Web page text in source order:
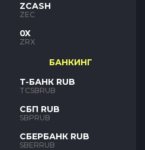
ZCASH
ZEC
0X
ZRX
БАНКИНГ
Т-БАНК RUB
TCSBRUB
СБП RUB
SBPRUB
СБЕРБАНК RUB
SBERRUB